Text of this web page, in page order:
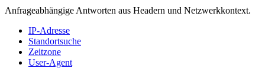
Anfrageabhängige Antworten aus Headern und Netzwerkkontext.
IP-Adresse
Standortsuche
Zeitzone
User-Agent